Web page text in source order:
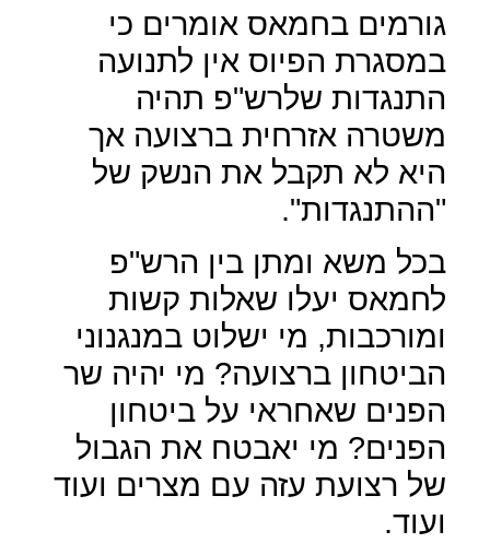
גורמים בחמאס אומרים כי
במסגרת הפיוס אין לתנועה
התנגדות שלרש"פ תהיה
משטרה אזרחית ברצועה אך
היא לא תקבל את הנשק של
"ההתנגדות".
בכל משא ומתן בין הרש"פ
לחמאס יעלו שאלות קשות
ומורכבות, מי ישלוט במנגנוני
הביטחון ברצועה? מי יהיה שר
הפנים שאחראי על ביטחון
הפנים? מי יאבטח את הגבול
של רצועת עזה עם מצרים ועוד
ועוד.